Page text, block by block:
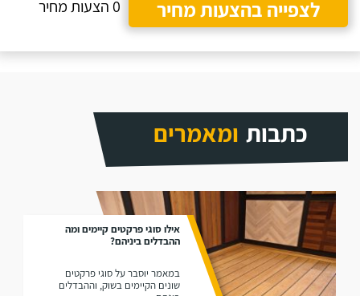
לצפייה בהצעות מחיר
0 הצעות מחיר
כתבות ומאמרים
אילו סוגי פרקטים קיימים ומה
ההבדלים ביניהם?
במאמר יוסבר על סוגי פרקטים
שונים הקיימים בשוק, וההבדלים